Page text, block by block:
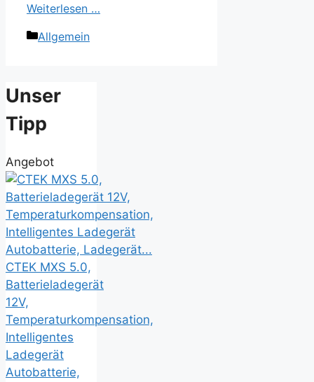
Weiterlesen …
Kategorien
Allgemein
Unser
Tipp
Angebot
CTEK MXS 5.0,
Batterieladegerät
12V,
Temperaturkompensation,
Intelligentes
Ladegerät
Autobatterie,